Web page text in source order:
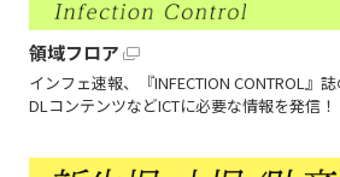
領域フロア
インフェ速報、『INFECTION CONTROL』
DLコンテンツなどICTに必要な情報を発信！